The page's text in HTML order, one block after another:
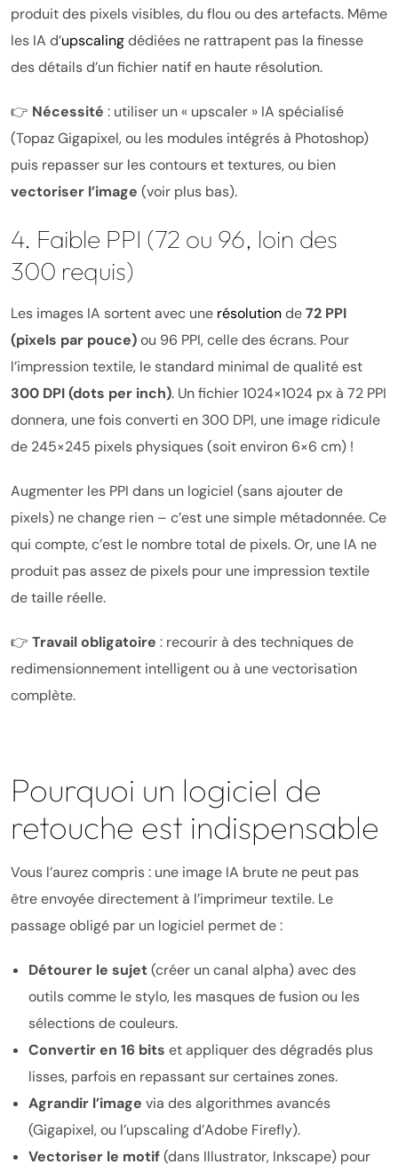
produit des pixels visibles, du flou ou des artefacts. Même
les IA d’upscalingdédiées ne rattrapent pas la finesse
des détails d’un fichier natif en haute résolution.
👉 Nécessité : utiliser un « upscaler » IA spécialisé
(Topaz Gigapixel, ou les modules intégrés à Photoshop)
puis repasser sur les contours et textures, ou bien
vectoriser l’image (voir plus bas).
4. Faible PPI (72 ou 96, loin des
300 requis)
Les images IA sortent avec une résolutionde72 PPI
(pixels par pouce)ou 96 PPI, celle des écrans. Pour
l’impression textile, le standard minimal de qualité est
300 DPI (dots per inch). Un fichier 1024×1024 px à 72 PPI
donnera, une fois converti en 300 DPI, une image ridicule
de 245×245 pixels physiques (soit environ 6×6 cm) !
Augmenter les PPI dans un logiciel (sans ajouter de
pixels) ne change rien – c’est une simple métadonnée. Ce
qui compte, c’est le nombre total de pixels. Or, une IA ne
produit pas assez de pixels pour une impression textile
de taille réelle.
👉 Travail obligatoire : recourir à des techniques de
redimensionnement intelligent ou à une vectorisation
complète.
Pourquoi un logiciel de
retouche est indispensable
Vous l’aurez compris : une image IA brute ne peut pas
être envoyée directement à l’imprimeur textile. Le
passage obligé par un logiciel permet de :
Détourer le sujet(créer un canal alpha) avec des
outils comme le stylo, les masques de fusion ou les
sélections de couleurs.
Convertir en 16 bits et appliquer des dégradés plus
lisses, parfois en repassant sur certaines zones.
Agrandir l’image via des algorithmes avancés
(Gigapixel, ou l’upscaling d’Adobe Firefly).
Vectoriser le motif(dans Illustrator, Inkscape) pour